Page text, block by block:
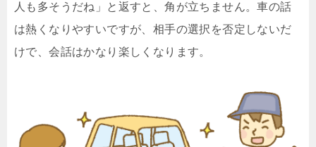
人も多そうだね」と返すと、角が立ちません。車の話
は熱くなりやすいですが、相手の選択を否定しないだ
けで、会話はかなり楽しくなります。